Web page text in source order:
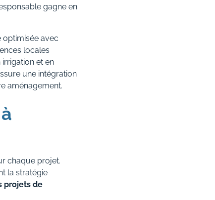
gagne en
avec
locales
et en
une intégration
aménagement.
chaque projet.
la stratégie
projets de